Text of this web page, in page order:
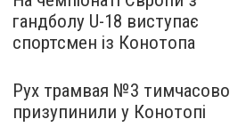
гандболу U-18 виступає
спортсмен із Конотопа
Рух трамвая №3 тимчасово
призупинили у Конотопі